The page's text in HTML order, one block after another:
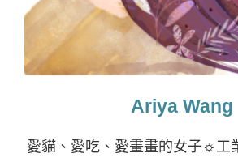
Ariya Wang
愛貓、愛吃、愛畫畫的女子☼工